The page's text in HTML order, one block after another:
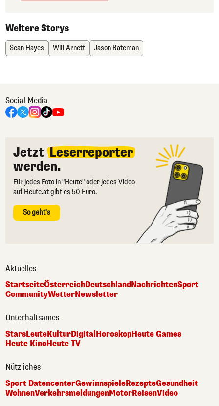
Weitere Storys
Sean Hayes Will Arnett Jason Bateman
Social Media
Jetzt Leserreporter
werden.
Für jedes Foto in "Heute" oder jedes Video
auf Heute.at gibt es 50 Euro.
So geht's
Aktuelles
StartseiteÖsterreichDeutschlandNachrichtenSport
CommunityWetterNewsletter
Unterhaltsames
StarsLeuteKulturDigitalHoroskopHeute Games
Heute KinoHeute TV
Nützliches
Sport DatencenterGewinnspieleRezepteGesundheit
WohnenVerkehrsmeldungenMotorReisenVideo